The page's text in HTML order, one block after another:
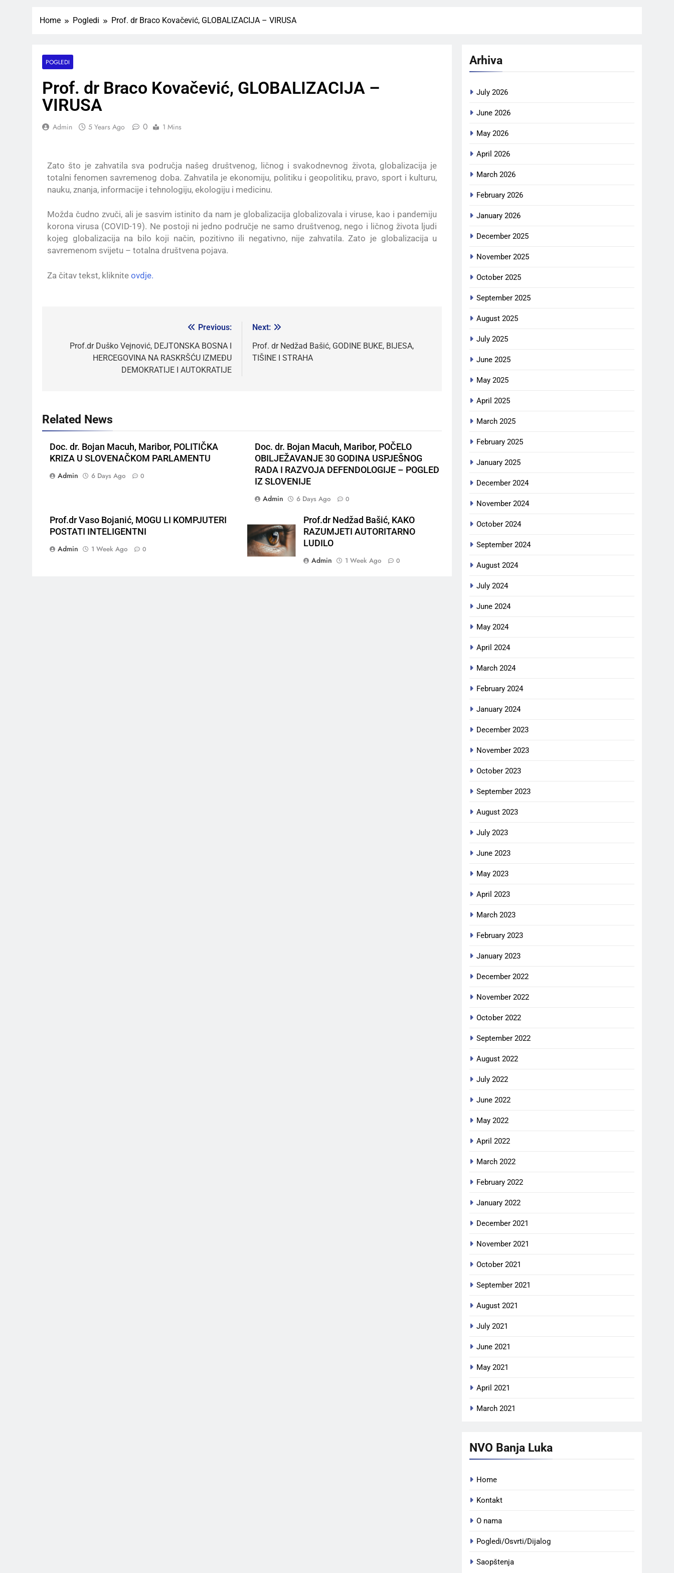
Home Pogledi Prof. dr Braco Kovačević, GLOBALIZACIJA – VIRUSA
POGLEDI
Prof. dr Braco Kovačević, GLOBALIZACIJA –
VIRUSA
Admin 5 Years Ago 0 1 Mins
Zato što je zahvatila sva područja našeg društvenog, ličnog i svakodnevnog života, globalizacija je
totalni fenomen savremenog doba. Zahvatila je ekonomiju, politiku i geopolitiku, pravo, sport i kulturu,
nauku, znanja, informacije i tehnologiju, ekologiju i medicinu.
Možda čudno zvuči, ali je sasvim istinito da nam je globalizacija globalizovala i viruse, kao i pandemiju
korona virusa (COVID-19). Ne postoji ni jedno područje ne samo društvenog, nego i ličnog života ljudi
kojeg globalizacija na bilo koji način, pozitivno ili negativno, nije zahvatila. Zato je globalizacija u
savremenom svijetu – totalna društvena pojava.
Za čitav tekst, kliknite ovdje.
Previous:
Prof.dr Duško Vejnović, DEJTONSKA BOSNA I
HERCEGOVINA NA RASKRŠĆU IZMEĐU
DEMOKRATIJE I AUTOKRATIJE
Next:
Prof. dr Nedžad Bašić, GODINE BUKE, BIJESA,
TIŠINE I STRAHA
Related News
Doc. dr. Bojan Macuh, Maribor, POLITIČKA
KRIZA U SLOVENAČKOM PARLAMENTU
Admin
6 Days Ago 0
Doc. dr. Bojan Macuh, Maribor, POČELO
OBILJEŽAVANJE 30 GODINA USPJEŠNOG
RADA I RAZVOJA DEFENDOLOGIJE – POGLED
IZ SLOVENIJE
Admin
6 Days Ago 0
Prof.dr Vaso Bojanić, MOGU LI KOMPJUTERI
POSTATI INTELIGENTNI
Admin
1 Week Ago 0
Prof.dr Nedžad Bašić, KAKO
RAZUMJETI AUTORITARNO
LUDILO
Admin
1 Week Ago 0
Arhiva
July 2026
June 2026
May 2026
April 2026
March 2026
February 2026
January 2026
December 2025
November 2025
October 2025
September 2025
August 2025
July 2025
June 2025
May 2025
April 2025
March 2025
February 2025
January 2025
December 2024
November 2024
October 2024
September 2024
August 2024
July 2024
June 2024
May 2024
April 2024
March 2024
February 2024
January 2024
December 2023
November 2023
October 2023
September 2023
August 2023
July 2023
June 2023
May 2023
April 2023
March 2023
February 2023
January 2023
December 2022
November 2022
October 2022
September 2022
August 2022
July 2022
June 2022
May 2022
April 2022
March 2022
February 2022
January 2022
December 2021
November 2021
October 2021
September 2021
August 2021
July 2021
June 2021
May 2021
April 2021
March 2021
NVO Banja Luka
Home
Kontakt
O nama
Pogledi/Osvrti/Dijalog
Saopštenja